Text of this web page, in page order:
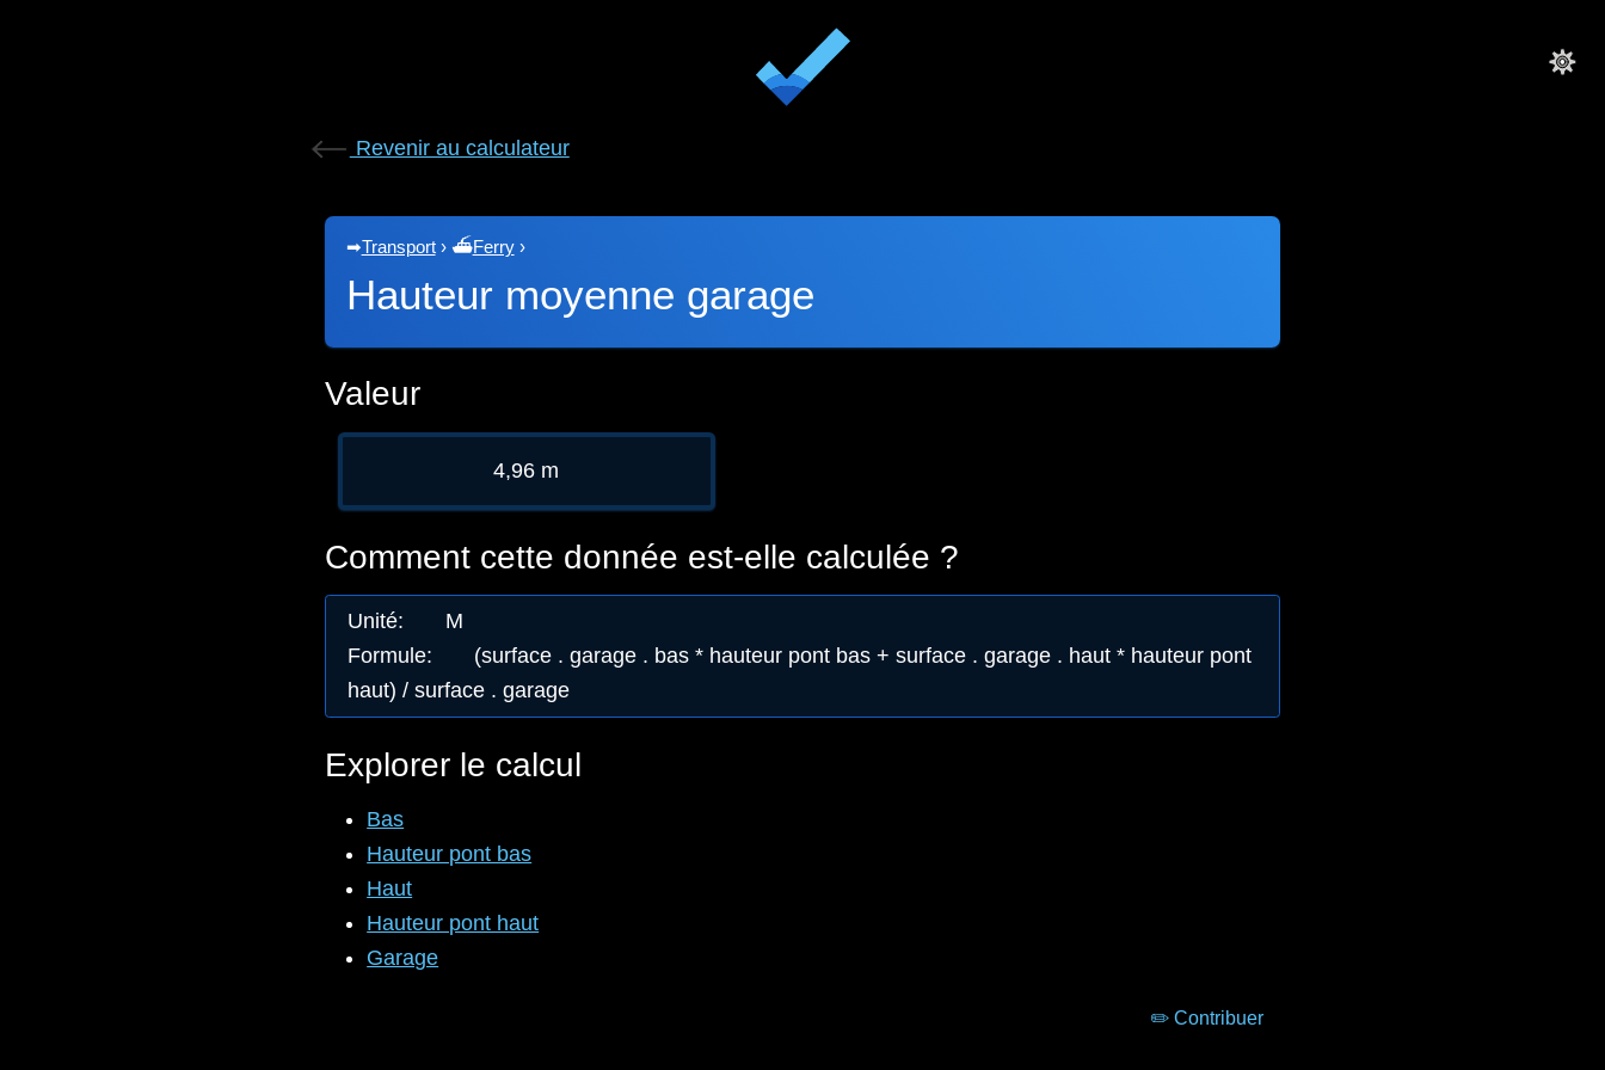
Revenir au calculateur
➡Transport› ⛴Ferry›
Hauteur moyenne garage
Valeur
4,96 m
Comment cette donnée est-elle calculée ?
Unité:
M
Formule:
(surface . garage . bas * hauteur pont bas + surface . garage . haut * hauteur pont
haut) / surface . garage
Explorer le calcul
Bas
Hauteur pont bas
Haut
Hauteur pont haut
Garage
✏️ Contribuer